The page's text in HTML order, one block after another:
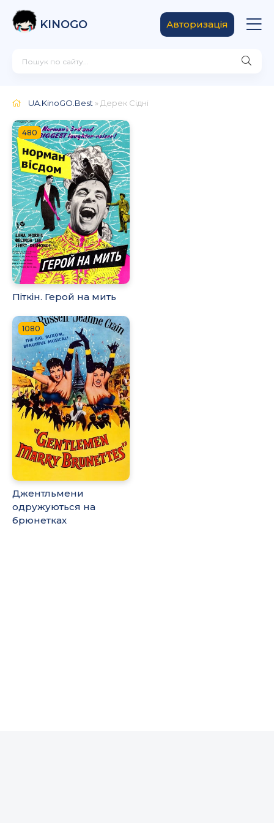
KINOGO Авторизація
UA.KinoGO.Best » Дерек Сідні
480
Піткін. Герой на мить
1080
Джентльмени
одружуються на
брюнетках